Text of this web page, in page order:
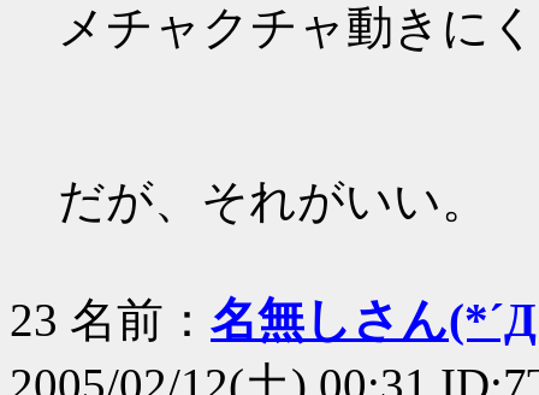
メチャクチャ動きに
だが、それがいい。
23 名前： 名無しさん